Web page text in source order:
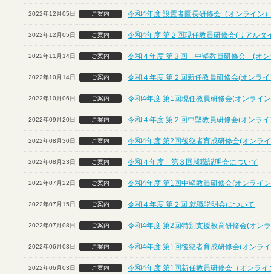
2022年12月05日 ご案内 令和4年度 設置者園長研修会（オンライン）
2022年12月05日 ご案内 令和4年度 第２回現任教員研修会(リアルタ
2022年11月14日 ご案内 令和４年度 第３回 中堅教員研修会 (オン
2022年10月14日 ご案内 令和４年度 第２回新任教員研修会(オンラ
2022年10月06日 ご案内 令和4年度 第1回現任教員研修会(オンライ
2022年09月20日 ご案内 令和４年度 第２回中堅教員研修会(オンラ
2022年08月30日 ご案内 令和4年度 第2回後継者育成研修会(オンラ
2022年08月23日 ご案内 令和４年度 第３回就職説明会について
2022年07月22日 ご案内 令和4年度 第1回中堅教員研修会(オンライ
2022年07月15日 ご案内 令和４年度 第２回 就職説明会について
2022年07月08日 ご案内 令和4年度 第2回特別支援教育研修会(オン
2022年06月03日 ご案内 令和4年度 第1回後継者育成研修会(オンラ
2022年06月03日 ご案内 令和4年度 第1回新任教員研修会（オンライ